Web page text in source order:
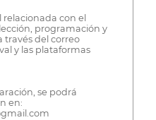
con el
programación y
través del correo
y las plataformas
se podrá
en: